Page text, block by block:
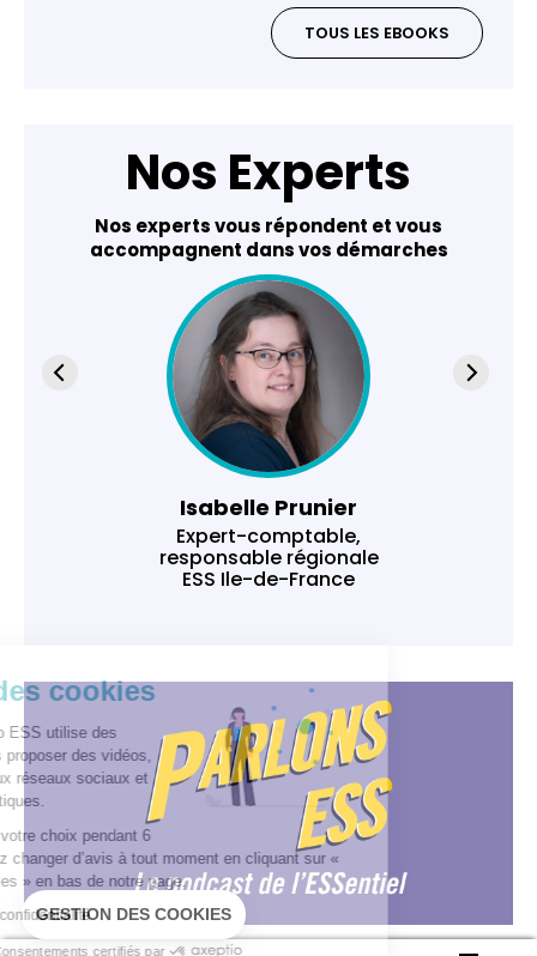
TOUS LES EBOOKS
Nos Experts
Nos experts vous répondent et vous
accompagnent dans vos démarches
Isabelle Prunier
Expert-comptable,
responsable régionale
ESS Ile-de-France
Gestion des cookies
Ce site In Extenso ESS utilise des
cookies pour vous proposer des vidéos,
vous connecter aux réseaux sociaux et
réaliser des statistiques.
Nous conservons votre choix pendant 6
mois. Vous pouvez changer d’avis à tout moment en cliquant sur «
Gestion des cookies » en bas de notre page.
Lire la politique de confidentialité
Consentements certifiés par
GESTION DES COOKIES